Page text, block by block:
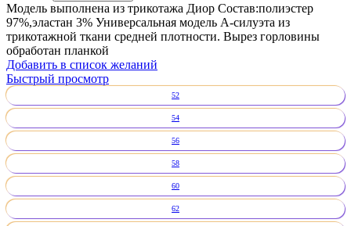
Модель выполнена из трикотажа Диор Состав:полиэстер
97%,эластан 3% Универсальная модель А-силуэта из
трикотажной ткани средней плотности. Вырез горловины
обработан планкой
Добавить в список желаний
Быстрый просмотр
52
54
56
58
60
62